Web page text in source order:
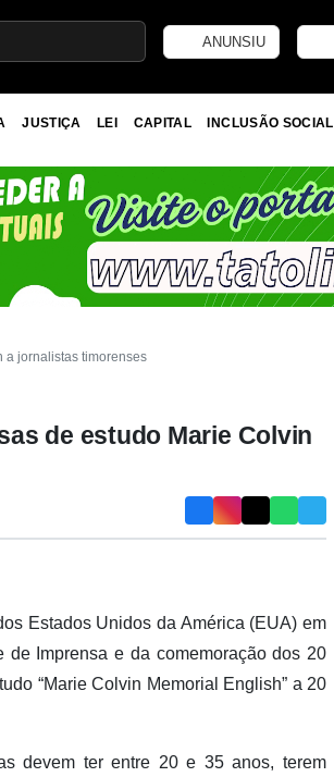
ANUNSIU
JUSTIÇA LEI CAPITAL INCLUSÃO SOCIAL
a jornalistas timorenses
de estudo Marie Colvin
Estados Unidos da América (EUA) em
Imprensa e da comemoração dos 20
“Marie Colvin Memorial English” a 20
devem ter entre 20 e 35 anos, terem